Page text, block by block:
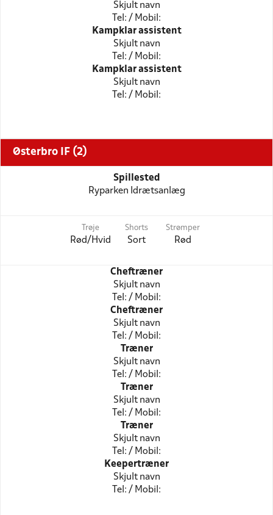
Skjult navn
Tel: / Mobil:
Kampklar assistent
Skjult navn
Tel: / Mobil:
Kampklar assistent
Skjult navn
Tel: / Mobil:
Østerbro IF (2)
Spillested
Ryparken Idrætsanlæg
Trøje
Rød/Hvid
Shorts
Sort
Strømper
Rød
Cheftræner
Skjult navn
Tel: / Mobil:
Cheftræner
Skjult navn
Tel: / Mobil:
Træner
Skjult navn
Tel: / Mobil:
Træner
Skjult navn
Tel: / Mobil:
Træner
Skjult navn
Tel: / Mobil:
Keepertræner
Skjult navn
Tel: / Mobil: